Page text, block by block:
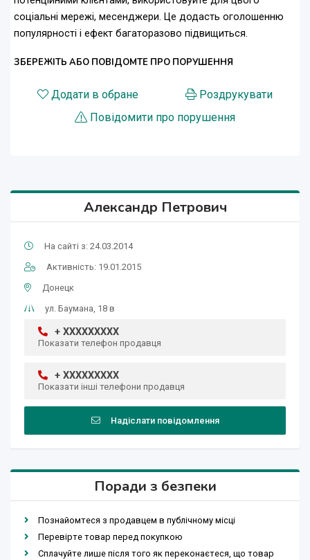
соціальні мережі, месенджери. Це додасть оголошенню
популярності і ефект багаторазово підвищиться.
ЗБЕРЕЖІТЬ АБО ПОВІДОМТЕ ПРО ПОРУШЕННЯ
Додати в обране
Роздрукувати
Повідомити про порушення
Александр Петрович
На сайті з: 24.03.2014
Активність: 19.01.2015
Донецк
ул. Баумана, 18 в
+ XXXXXXXXX
Показати телефон продавця
+ XXXXXXXXX
Показати інші телефони продавця
Надіслати повідомлення
Поради з безпеки
Познайомтеся з продавцем в публічному місці
Перевірте товар перед покупкою
Сплачуйте лише після того як переконаєтеся, що товар